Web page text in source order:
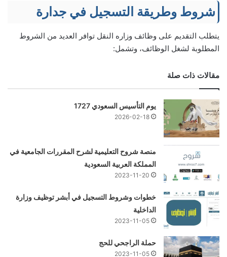
شروط وطريقة التسجيل في جدارة
يتطلب التقديم على وظائف وزاره النقل توافر العديد من الشروط
المطلوبة لشغل الوظائف، وتشمل:
مقالات ذات صلة
يوم التأسيس السعودي 1727
2026-02-18
منصة شروح التعليمية لشرح المقررات الجامعية في
المملكة العربية السعودية
2023-11-20
خطوات وشروط التسجيل في أبشر توظيف وزارة
الداخلية
2023-11-05
حملة الراجحي للحج
2023-11-05